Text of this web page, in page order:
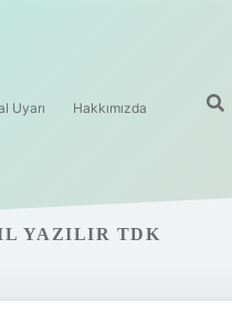
Uyarı Hakkımızda
YAZILIR TDK